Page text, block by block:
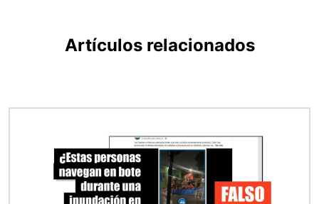
Artículos relacionados